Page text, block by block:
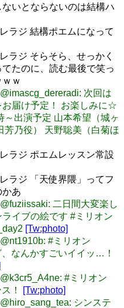
いとならないのは結構ハ
ラジ 結構ポエムになって
ラジ そらそら、せっかく
たのに、読む最後で笑っ
ｗ
次回は
お届け予定！ お楽しみに☆
出演予定 山本希望（城ヶ
芳乃役） 天野聡美（白菊ほ
ラジ ポエムレッスン常設
ラジ 「天使界隈」ってフ
かあ
二日間大変楽し
イブの絵です #ミリオン
[Tw:photo]
#ミリオン
なんかすごいイイッ…！
#ミリオン
！
[Tw:photo]
シンステ